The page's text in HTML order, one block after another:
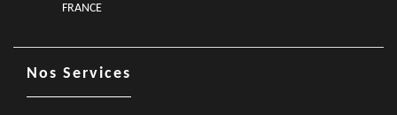
FRANCE
Nos Services